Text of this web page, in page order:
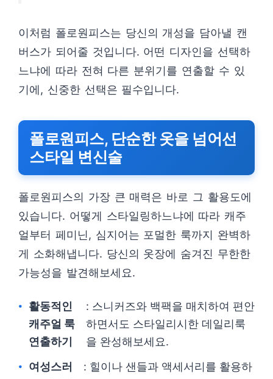
이처럼 폴로원피스는 당신의 개성을 담아낼 캔
버스가 되어줄 것입니다. 어떤 디자인을 선택하
느냐에 따라 전혀 다른 분위기를 연출할 수 있
기에, 신중한 선택은 필수입니다.
폴로원피스, 단순한 옷을 넘어선
스타일 변신술
폴로원피스의 가장 큰 매력은 바로 그 활용도에
있습니다. 어떻게 스타일링하느냐에 따라 캐주
얼부터 페미닌, 심지어는 포멀한 룩까지 완벽하
게 소화해냅니다. 당신의 옷장에 숨겨진 무한한
가능성을 발견해보세요.
활동적인
캐주얼 룩
연출하기
: 스니커즈와 백팩을 매치하여 편안
하면서도 스타일리시한 데일리룩
을 완성해보세요.
여성스러
: 힐이나 샌들과 액세서리를 활용하